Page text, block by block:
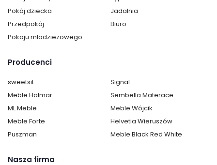
Pokój dziecka
Jadalnia
Przedpokój
Biuro
Pokoju młodzieżowego
Producenci
sweetsit
Signal
Meble Halmar
Sembella Materace
ML Meble
Meble Wójcik
Meble Forte
Helvetia Wieruszów
Puszman
Meble Black Red White
Nasza firma